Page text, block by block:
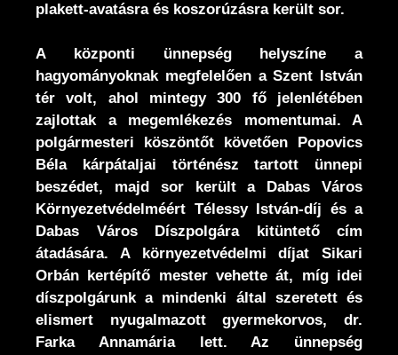
plakett-avatásra és koszorúzásra került sor.
A központi ünnepség helyszíne a
hagyományoknak megfelelően a Szent István
tér volt, ahol mintegy 300 fő jelenlétében
zajlottak a megemlékezés momentumai. A
polgármesteri köszöntőt követően Popovics
Béla kárpátaljai történész tartott ünnepi
beszédet, majd sor került a Dabas Város
Környezetvédelméért Télessy István-díj és a
Dabas Város Díszpolgára kitüntető cím
átadására. A környezetvédelmi díjat Sikari
Orbán kertépítő mester vehette át, míg idei
díszpolgárunk a mindenki által szeretett és
elismert nyugalmazott gyermekorvos, dr.
Farka Annamária lett. Az ünnepség